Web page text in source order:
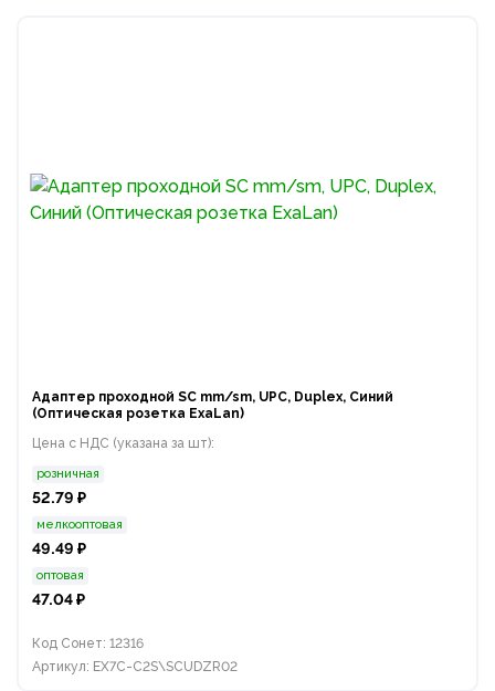
Адаптер проходной SC mm/sm, UPC, Duplex, Синий
(Оптическая розетка ExaLan)
Цена с НДС (указана за шт):
розничная
52.79 ₽
мелкооптовая
49.49 ₽
оптовая
47.04 ₽
Код Сонет: 12316
Артикул: EX7C-C2S\SCUDZR02